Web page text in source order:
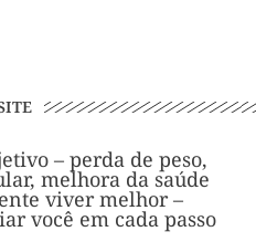
– perda de peso,
melhora da saúde
viver melhor –
você em cada passo